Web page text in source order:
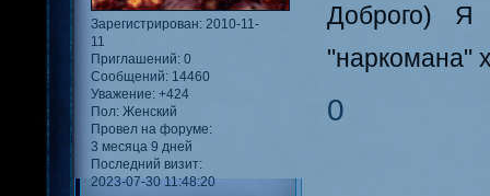
Зарегистрирован: 2010-11-
11
Приглашений: 0
Сообщений: 14460
Уважение: +424
Пол: Женский
Провел на форуме:
3 месяца 9 дней
Последний визит:
2023-07-30 11:48:20
Доброго) Я
"наркомана"
0